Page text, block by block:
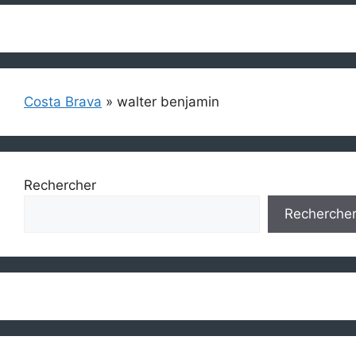
Costa Brava » walter benjamin
Rechercher
Rechercher